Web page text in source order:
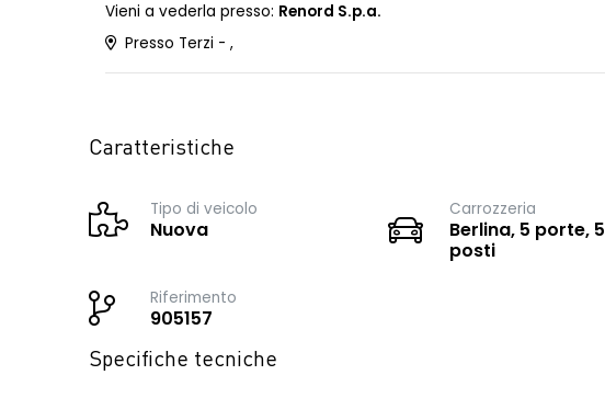
Vieni a vederla presso: Renord S.p.a.
Presso Terzi - ,
Caratteristiche
Tipo di veicolo
Nuova
Carrozzeria
Berlina, 5 porte, 5
posti
Riferimento
905157
Specifiche tecniche